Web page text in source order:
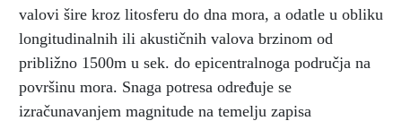
valovi šire kroz litosferu do dna mora, a odatle u obliku
longitudinalnih ili akustičnih valova brzinom od
približno 1500m u sek. do epicentralnoga područja na
površinu mora. Snaga potresa određuje se
izračunavanjem magnitude na temelju zapisa